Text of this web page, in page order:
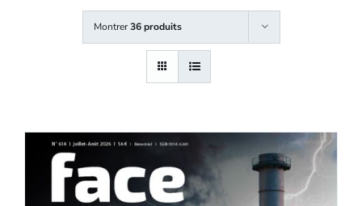
Montrer36 produits